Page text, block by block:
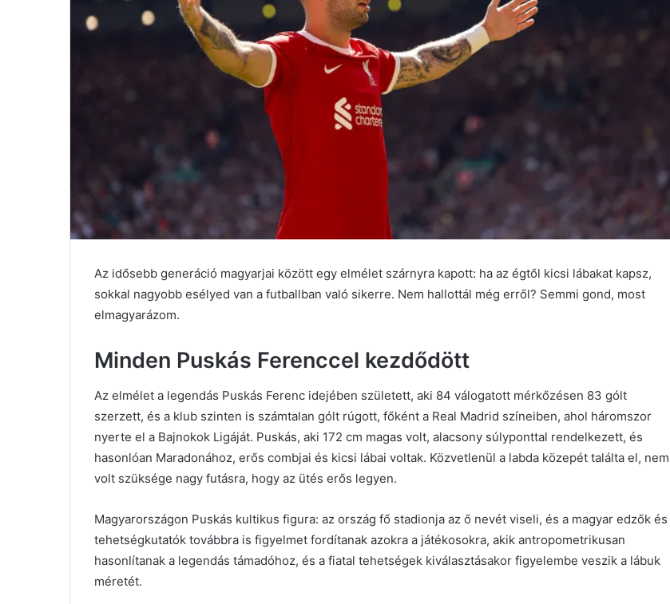
Az idősebb generáció magyarjai között egy elmélet szárnyra kapott: ha az égtől kicsi lábakat kapsz,
sokkal nagyobb esélyed van a futballban való sikerre. Nem hallottál még erről? Semmi gond, most
elmagyarázom.
Minden Puskás Ferenccel kezdődött
Az elmélet a legendás Puskás Ferenc idejében született, aki 84 válogatott mérkőzésen 83 gólt
szerzett, és a klub szinten is számtalan gólt rúgott, főként a Real Madrid színeiben, ahol háromszor
nyerte el a Bajnokok Ligáját. Puskás, aki 172 cm magas volt, alacsony súlyponttal rendelkezett, és
hasonlóan Maradonához, erős combjai és kicsi lábai voltak. Közvetlenül a labda közepét találta el, nem
volt szüksége nagy futásra, hogy az ütés erős legyen.
Magyarországon Puskás kultikus figura: az ország fő stadionja az ő nevét viseli, és a magyar edzők és
tehetségkutatók továbbra is figyelmet fordítanak azokra a játékosokra, akik antropometrikusan
hasonlítanak a legendás támadóhoz, és a fiatal tehetségek kiválasztásakor figyelembe veszik a lábuk
méretét.